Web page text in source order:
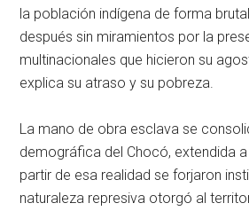
la población indígena de forma
después sin miramientos por la
multinacionales que hicieron su
explica su atraso y su pobreza.
La mano de obra esclava se
demográfica del Chocó, extendida
partir de esa realidad se forjaron
naturaleza represiva otorgó al